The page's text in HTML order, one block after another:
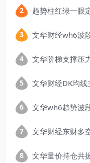
文华阶梯支撑压
文华wh6趋势波
文华财经东财多
文华量价持仓共